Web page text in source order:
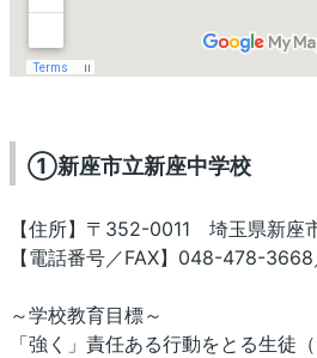
①新座市立新座中学校
【住所】〒352-0011 埼玉県新座
【電話番号／FAX】048-478-
～学校教育目標～
「強く」責任ある行動をとる生徒（